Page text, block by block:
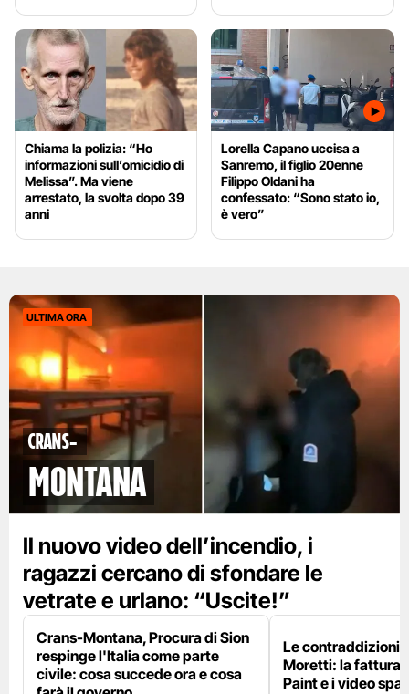
Chiama la polizia: “Ho
informazioni sull’omicidio di
Melissa”. Ma viene
arrestato, la svolta dopo 39
anni
Lorella Capano uccisa a
Sanremo, il figlio 20enne
Filippo Oldani ha
confessato: “Sono stato io,
è vero”
ULTIMA ORA
Crans-
Montana
Il nuovo video dell’incendio, i
ragazzi cercano di sfondare le
vetrate e urlano: “Uscite!”
Crans-Montana, Procura di Sion
respinge l'Italia come parte
civile: cosa succede ora e cosa
Le contraddizioni
Moretti: la fattura
Paint e i video